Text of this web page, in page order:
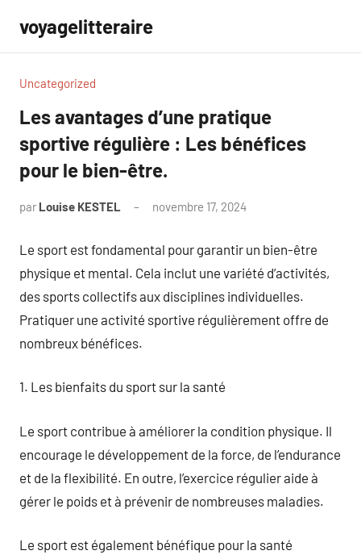
contenu
voyagelitteraire
Uncategorized
Les avantages d’une pratique
sportive régulière : Les bénéfices
pour le bien-être.
par Louise KESTEL novembre 17, 2024
Le sport est fondamental pour garantir un bien-être
physique et mental. Cela inclut une variété d’activités,
des sports collectifs aux disciplines individuelles.
Pratiquer une activité sportive régulièrement offre de
nombreux bénéfices.
1. Les bienfaits du sport sur la santé
Le sport contribue à améliorer la condition physique. Il
encourage le développement de la force, de l’endurance
et de la flexibilité. En outre, l’exercice régulier aide à
gérer le poids et à prévenir de nombreuses maladies.
Le sport est également bénéfique pour la santé